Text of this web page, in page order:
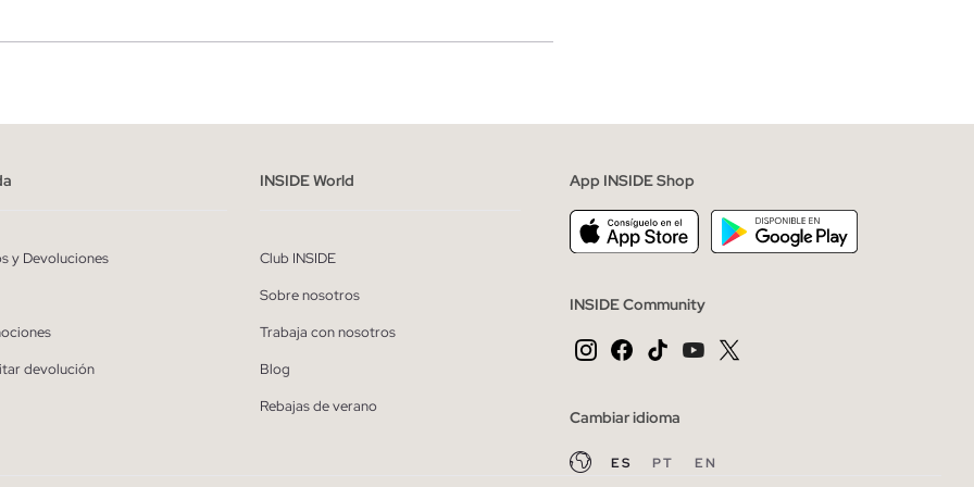
* Puedes cancelar la suscripción en cualquier momento.
y Devoluciones
devolución
INSIDE World
Club INSIDE
Sobre nosotros
Trabaja con nosotros
Blog
Rebajas de verano
App INSIDE Shop
INSIDE Community
Cambiar idioma
ES PT EN